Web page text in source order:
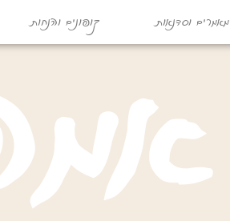
מאמרים וסדנאות קופונים והנחות
אמ